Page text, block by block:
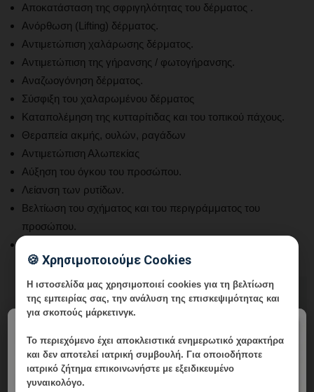
Αποκατάσταση της σφριγηλότητας του δέρματος .
Ανόρθωση (Lifting) δέρματος.
Αντιμετώπιση χαλάρωσης δέρματος.
Αντιμετώπιση της γήρανσης / φωτογήρανσης.
Αναζωογόνηση δέρματος.
Σύσφιξη του χαλαρωμένου δέρματος
Καταπολέμηση της κυτταρίτιδας και του τοπικού πάχους.
Θεραπεία ακμής, ουλών, ραγάδων
Αντιμετώπιση Αλωπεκίας
Αύξηση του όγκου του προσώπου.
Λείανση των ρυτίδων.
Βελτίωση του σχήματος και του περιγράμματος του
προσώπου.
🍪 Χρησιμοποιούμε Cookies
Η ιστοσελίδα μας χρησιμοποιεί cookies για τη βελτίωση
της εμπειρίας σας, την ανάλυση της επισκεψιμότητας και
για σκοπούς μάρκετινγκ.
Το περιεχόμενο έχειαποκλειστικά ενημερωτικό χαρακτήρα
και δεν αποτελεί ιατρική συμβουλή. Για οποιοδήποτε
ιατρικό ζήτημα επικοινωνήστε με εξειδικευμένο
γυναικολόγο.